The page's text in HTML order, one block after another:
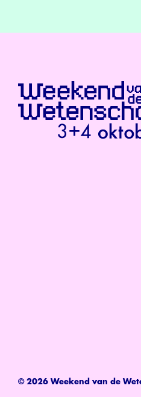
© 2026 Weekend van de